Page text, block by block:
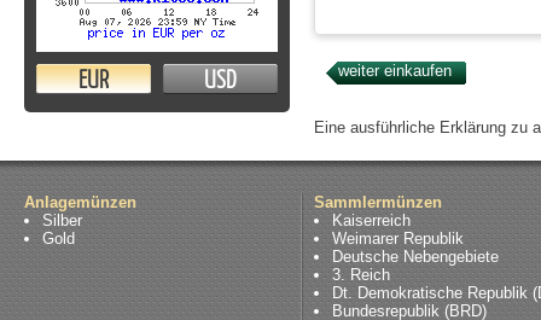
EUR USD
Eine ausführliche Erklärung zu
Anlagemünzen
Silber
Gold
Sammlermünzen
Kaiserreich
Weimarer Republik
Deutsche Nebengebiete
3. Reich
Dt. Demokratische Republik
Bundesrepublik (BRD)